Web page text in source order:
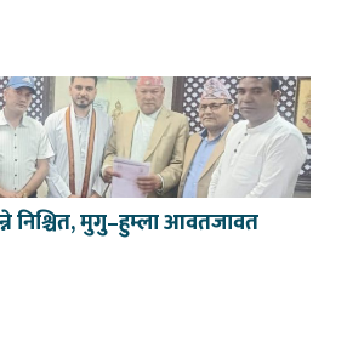
निश्चित, मुगु–हुम्ला आवतजावत